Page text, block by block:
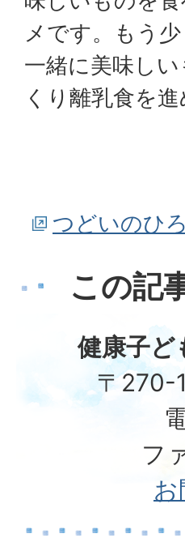
メです。もう
一緒に美味し
くり離乳食を
つどいのひ
この記
健康子ど
〒270-
フ